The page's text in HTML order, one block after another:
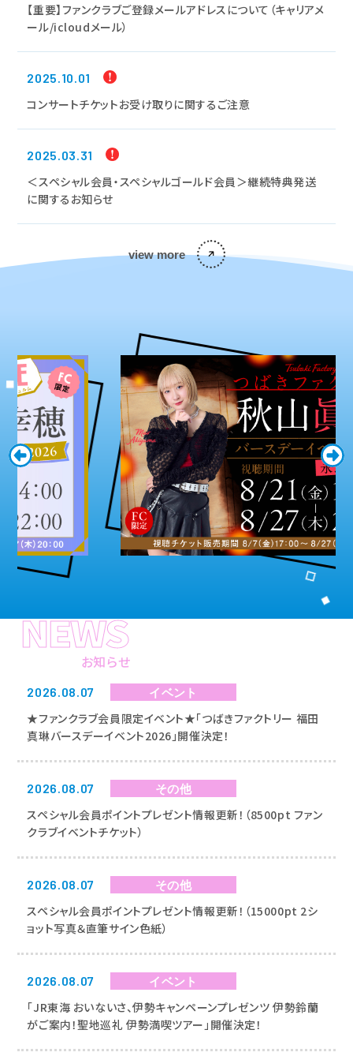
【重要】ファンクラブご登録メールアドレスについて（キャリアメ
ール/icloudメール）
2025.10.01
コンサートチケットお受け取りに関するご注意
2025.03.31
＜スペシャル会員・スペシャルゴールド会員＞継続特典発送
に関するお知らせ
view more
NEWS
お知らせ
2026.08.07 イベント
★ファンクラブ会員限定イベント★「つばきファクトリー 福田
真琳バースデーイベント2026」開催決定！
2026.08.07 その他
スペシャル会員ポイントプレゼント情報更新！（8500pt ファン
クラブイベントチケット）
2026.08.07 その他
スペシャル会員ポイントプレゼント情報更新！（15000pt 2シ
ョット写真＆直筆サイン色紙）
2026.08.07 イベント
「JR東海 おいないさ、伊勢キャンペーンプレゼンツ 伊勢鈴蘭
がご案内！聖地巡礼 伊勢満喫ツアー」開催決定！